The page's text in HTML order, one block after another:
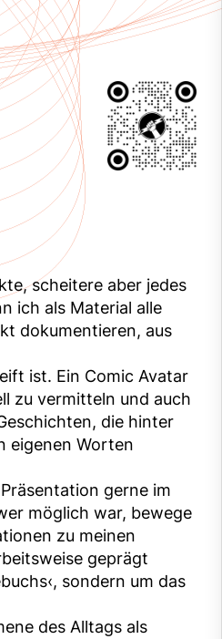
scheitere aber jedes
ich als Material alle
dokumentieren, aus
ist. Ein Comic Avatar
zu vermitteln und auch
die hinter
eigenen Worten
gerne im
möglich war, bewege
zu meinen
geprägt
sondern um das
des Alltags als